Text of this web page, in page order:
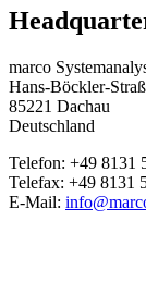
marco
Hans-Böckler-
85221 Dachau
Deutschland
Telefon: +49 8131
Telefax: +49 8131
E-Mail: